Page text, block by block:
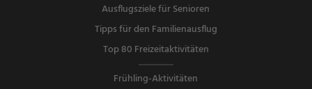
Ausflugsziele für Senioren
Tipps für den Familienausflug
Top 80 Freizeitaktivitäten
Frühling-Aktivitäten